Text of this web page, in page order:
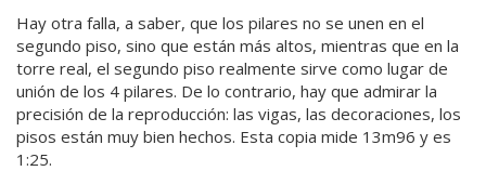
Hay otra falla, a saber, que los pilares no se unen en el
segundo piso, sino que están más altos, mientras que en la
torre real, el segundo piso realmente sirve como lugar de
unión de los 4 pilares. De lo contrario, hay que admirar la
precisión de la reproducción: las vigas, las decoraciones, los
pisos están muy bien hechos. Esta copia mide 13m96 y es
1:25.